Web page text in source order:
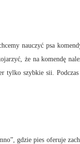
nauczyć psa
że na komendę
tylko szybkie sii.
gdzie pies oferuje